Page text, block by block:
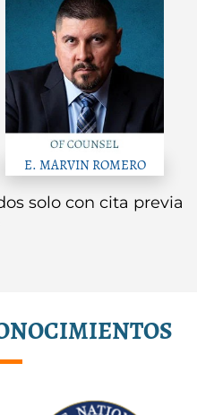
E. MARVIN ROMERO
solo con cita previa